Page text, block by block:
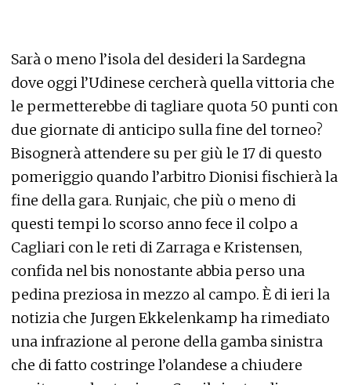
Sarà o meno l’isola del desideri la Sardegna
dove oggi l’Udinese cercherà quella vittoria che
le permetterebbe di tagliare quota 50 punti con
due giornate di anticipo sulla fine del torneo?
Bisognerà attendere su per giù le 17 di questo
pomeriggio quando l’arbitro Dionisi fischierà la
fine della gara. Runjaic, che più o meno di
questi tempi lo scorso anno fece il colpo a
Cagliari con le reti di Zarraga e Kristensen,
confida nel bis nonostante abbia perso una
pedina preziosa in mezzo al campo. È di ieri la
notizia che Jurgen Ekkelenkamp ha rimediato
una infrazione al perone della gamba sinistra
che di fatto costringe l’olandese a chiudere